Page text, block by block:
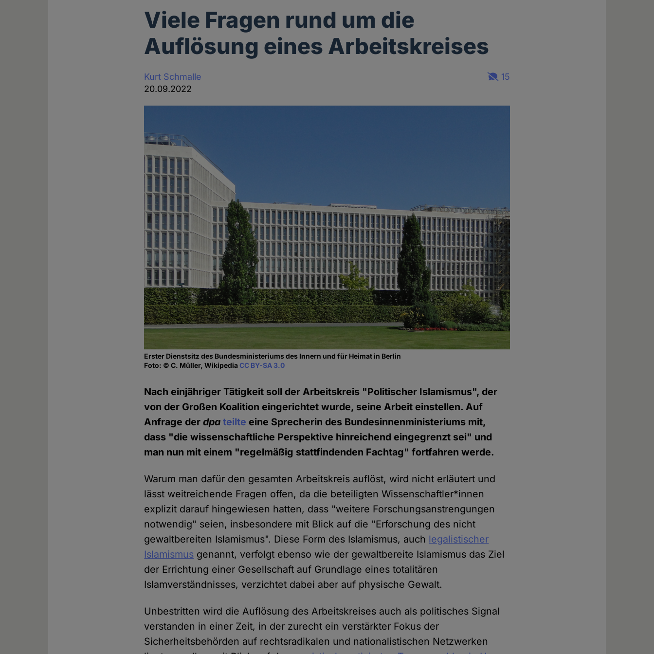
Viele Fragen rund um die
Auflösung eines Arbeitskreises
Kurt Schmalle
20.09.2022
15
Erster Dienstsitz des Bundesministeriums des Innern und für Heimat in Berlin
Foto: © C. Müller, WikipediaCC BY-SA 3.0
Nach einjähriger Tätigkeit soll der Arbeitskreis "Politischer Islamismus", der
von der Großen Koalition eingerichtet wurde, seine Arbeit einstellen. Auf
Anfrage derdpa teilte eine Sprecherin des Bundesinnenministeriums mit,
dass "die wissenschaftliche Perspektive hinreichend eingegrenzt sei" und
man nun mit einem "regelmäßig stattfindenden Fachtag" fortfahren werde.
Warum man dafür den gesamten Arbeitskreis auflöst, wird nicht erläutert und
lässt weitreichende Fragen offen, da die beteiligten Wissenschaftler*innen
explizit darauf hingewiesen hatten, dass "weitere Forschungsanstrengungen
notwendig" seien, insbesondere mit Blick auf die "Erforschung des nicht
gewaltbereiten Islamismus". Diese Form des Islamismus, auch legalistischer
Islamismus genannt, verfolgt ebenso wie der gewaltbereite Islamismus das Ziel
der Errichtung einer Gesellschaft auf Grundlage eines totalitären
Islamverständnisses, verzichtet dabei aber auf physische Gewalt.
Unbestritten wird die Auflösung des Arbeitskreises auch als politisches Signal
verstanden in einer Zeit, in der zurecht ein verstärkter Fokus der
Sicherheitsbehörden auf rechtsradikalen und nationalistischen Netzwerken